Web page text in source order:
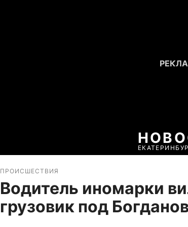
ПРОИСШЕСТВИЯ
Водитель иномарки
грузовик под